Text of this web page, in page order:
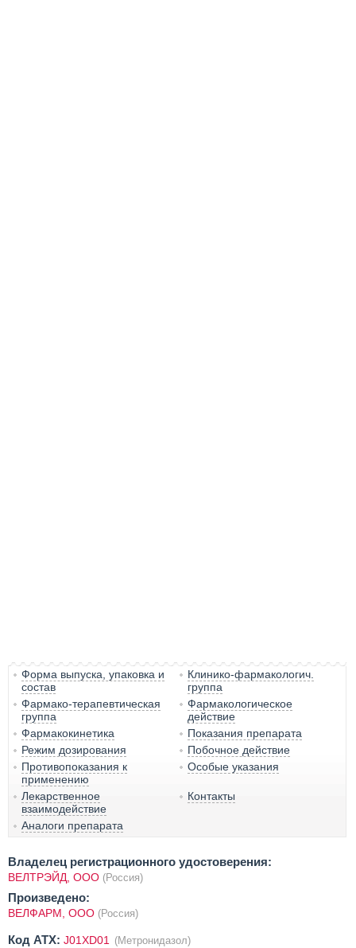
Форма выпуска, упаковка и
состав
Клинико-фармакологич.
группа
Фармако-терапевтическая
группа
Фармакологическое
действие
Фармакокинетика
Показания препарата
Режим дозирования
Побочное действие
Противопоказания к
применению
Особые указания
Лекарственное
взаимодействие
Контакты
Аналоги препарата
Владелец регистрационного удостоверения:
ВЕЛТРЭЙД, ООО (Россия)
Произведено:
ВЕЛФАРМ, ООО (Россия)
Код ATX: J01XD01 (Метронидазол)